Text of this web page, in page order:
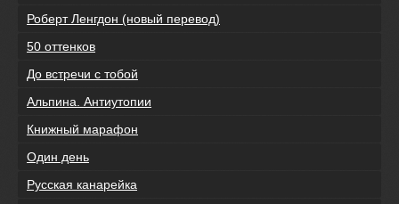
Роберт Ленгдон (новый перевод)
50 оттенков
До встречи с тобой
Альпина. Антиутопии
Книжный марафон
Один день
Русская канарейка